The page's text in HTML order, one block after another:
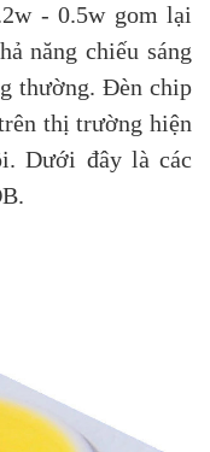
- 0.5w gom lại
năng chiếu sáng
thường. Đèn chip
thị trường hiện
Dưới đây là các